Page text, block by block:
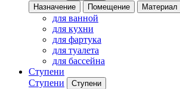
Назначение
Помещение Материал
для ванной
для кухни
для фартука
для туалета
для бассейна
Ступени
Ступени
Ступени